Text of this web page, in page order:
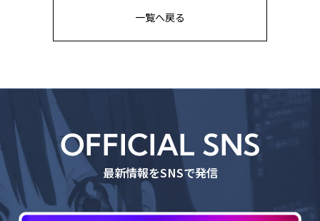
一覧へ戻る
OFFICIAL SNS
最新情報をSNSで発信